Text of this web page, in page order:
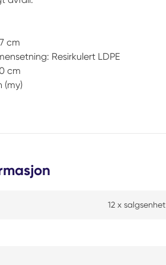
cm
Resirkulert LDPE
cm
(my)
12 x salgsenhet